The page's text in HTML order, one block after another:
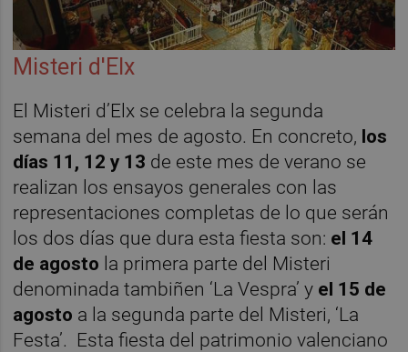
Misteri d'Elx
El Misteri d’Elx se celebra la segunda
semana del mes de agosto. En concreto, los
días 11, 12 y 13 de este mes de verano se
realizan los ensayos generales con las
representaciones completas de lo que serán
los dos días que dura esta fiesta son: el 14
de agosto la primera parte del Misteri
denominada tambiñen ‘La Vespra’ y el 15 de
agosto a la segunda parte del Misteri, ‘La
Festa’. Esta fiesta del patrimonio valenciano